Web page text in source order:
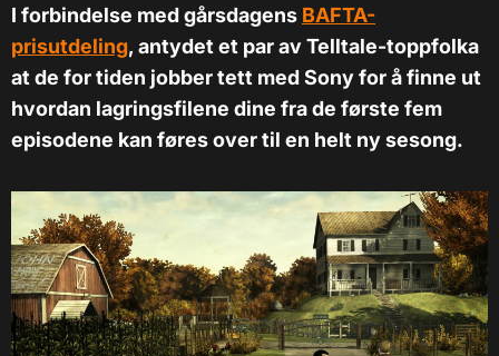
I forbindelse med gårsdagens BAFTA-
prisutdeling, antydet et par av Telltale-toppfolka
at de for tiden jobber tett med Sony for å finne ut
hvordan lagringsfilene dine fra de første fem
episodene kan føres over til en helt ny sesong.